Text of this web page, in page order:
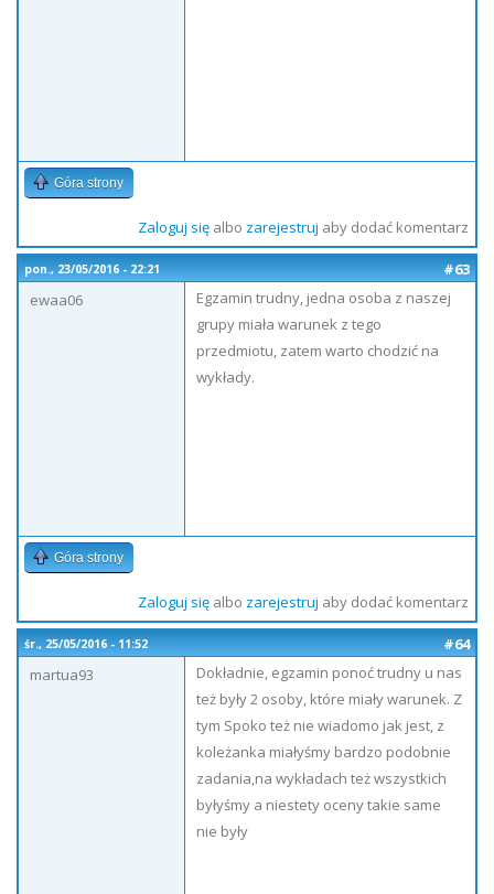
Góra strony
Zaloguj sięalbo zarejestruj aby dodać komentarz
pon., 23/05/2016 - 22:21
#63
ewaa06
Egzamin trudny, jedna osoba z naszej
grupy miała warunek z tego
przedmiotu, zatem warto chodzić na
wykłady.
Góra strony
Zaloguj sięalbo zarejestruj aby dodać komentarz
śr., 25/05/2016 - 11:52
#64
martua93
Dokładnie, egzamin ponoć trudny u nas
też były 2 osoby, które miały warunek. Z
tym Spoko też nie wiadomo jak jest, z
koleżanka miałyśmy bardzo podobnie
zadania,na wykładach też wszystkich
byłyśmy a niestety oceny takie same
nie były